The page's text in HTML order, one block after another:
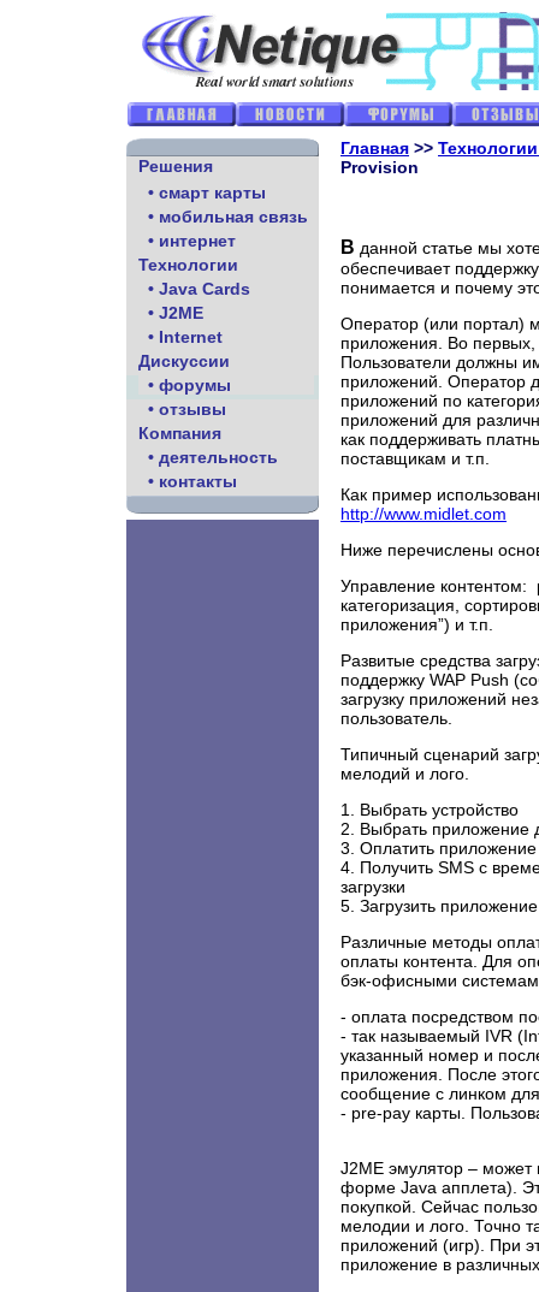
Решения
• смарт карты
• мобильная связь
• интернет
Технологии
• Java Cards
• J2ME
• Internet
Дискуссии
• форумы
• отзывы
Компания
• деятельность
• контакты
Главная >>
Provision
В данной статье мы
обеспечивает
понимается и почему
Оператор (или портал)
приложения. Во первых,
Пользователи должны
приложений. Оператор
приложений по
приложений для
как поддерживать
поставщикам и т.п.
Как пример
http://www.midlet.com
Ниже перечислены
Управление контентом:
категоризация,
приложения”) и т.п.
Развитые средства
поддержку WAP Push
загрузку приложений
пользователь.
Типичный сценарий
мелодий и лого.
1. Выбрать устройство
2. Выбрать приложение
3. Оплатить
4. Получить SMS с
загрузки
5. Загрузить приложение
Различные методы
оплаты контента. Для
бэк-офисными
- оплата посредством
- так называемый IVR
указанный номер и
приложения. После
сообщение с линком для
- pre-pay карты.
J2ME эмулятор – может
форме Java апплета).
покупкой. Сейчас
мелодии и лого. Точно
приложений (игр). При
приложение в